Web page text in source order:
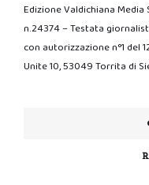
Edizione Valdichiana Media
n.24374 – Testata
con autorizzazione n°1 del
Unite 10, 53049 Torrita di